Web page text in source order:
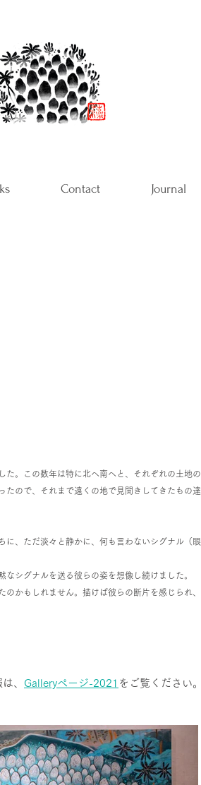
Contact Journal
た。この数年は特に北へ南へと、それぞれの土地の
たので、それまで遠くの地で見聞きしてきたもの達
に、ただ淡々と静かに、何も言わないシグナル（眼
シグナルを送る彼らの姿を想像し続けました。
かもしれません。描けば彼らの断片を感じられ、
、 Galleryページ-2021 をご覧ください。